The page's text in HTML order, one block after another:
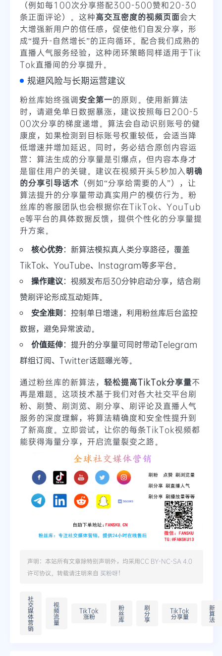
（例如每100次分享搭配300-500赞和20-30
条正面评论）。这种高交互密度的视频页面会大
大增强新用户的信任感，促使他们自发分享，形
成“提升-自然增长”的正向循环。配合我们成熟的
直播人气服务经验，这种闭环策略同样适用于Tik
Tok直播间的分享提升。
规避风险与长期运营建议
粉丝库始终强调安全第一的原则。使用新算法
时，请避免单日数据暴涨，建议按照每日200-5
00次分享的梯度递增。算法会自动识别账号的健
康度，如果检测到目标账号权重较低，会适当降
低增速并增加延迟。同时，务必结合原创内容运
营：算法生成的分享量是引爆点，但内容本身才
是留住用户的关键。建议在视频开头5秒加入 明确
的分享引导话术 （例如“分享给需要的人”），让
算法提升的分享量带动真实用户的模仿行为。粉
丝库的客服团队也会根据你在TikTok、YouTub
e等平台的具体数据反馈，提供个性化的分享量提
升方案。
核心优势：新算法模拟真人类分享路径，覆盖
TikTok、YouTube、Instagram等多平台。
操作建议：视频发布后30分钟启动分享，结合刷
赞刷评论形成互动矩阵。
安全准则：控制单日增速，利用粉丝库后台监控
数据，避免异常波动。
价值延伸：提升的分享量可同时带动Telegram
群组订阅、Twitter话题曝光等。
通过粉丝库的新算法， 轻松提高TikTok分享量不
再是难题。这项技术基于我们对各大社交平台刷
粉、刷赞、刷浏览、刷分享、刷评论及直播人气
服务的深度理解，将算法精确度和安全性提升到
了新高度。立即尝试，让你的每条TikTok视频都
能获得海量分享，开启流量裂变之路。
声明：本站所有文章除特别声明外，均采用CC BY-NC-SA 4.0
许可协议。转载请注明来自 买粉呀！
社
交
媒
体
营
销
视
频
流
量
TikTok
涨粉
粉
丝
库
刷
分
享
TikTok
分享量
新
算
法